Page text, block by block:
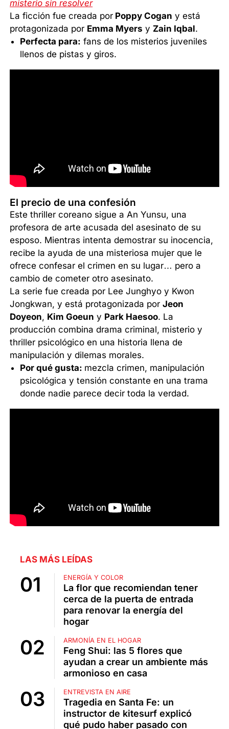
misterio sin resolver
La ficción fue creada por Poppy Cogan y está
protagonizada por Emma Myers y Zain Iqbal.
Perfecta para: fans de los misterios juveniles
llenos de pistas y giros.
El precio de una confesión
Este thriller coreano sigue a An Yunsu, una
profesora de arte acusada del asesinato de su
esposo. Mientras intenta demostrar su inocencia,
recibe la ayuda de una misteriosa mujer que le
ofrece confesar el crimen en su lugar… pero a
cambio de cometer otro asesinato.
La serie fue creada por Lee Junghyo y Kwon
Jongkwan, y está protagonizada porJeon
Doyeon, Kim Goeun y Park Haesoo. La
producción combina drama criminal, misterio y
thriller psicológico en una historia llena de
manipulación y dilemas morales.
Por qué gusta: mezcla crimen, manipulación
psicológica y tensión constante en una trama
donde nadie parece decir toda la verdad.
LAS MÁS LEÍDAS
ENERGÍA Y COLOR
La flor que recomiendan tener
cerca de la puerta de entrada
para renovar la energía del
hogar
ARMONÍA EN EL HOGAR
Feng Shui: las 5 flores que
ayudan a crear un ambiente más
armonioso en casa
ENTREVISTA EN AIRE
Tragedia en Santa Fe: un
instructor de kitesurf explicó
qué pudo haber pasado con